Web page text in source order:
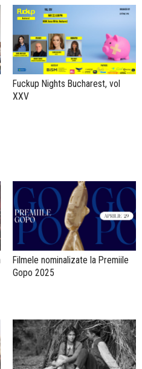
Fuckup Nights Bucharest, vol
XXV
Filmele nominalizate la Premiile
Gopo 2025